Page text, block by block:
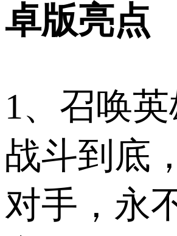
卓版亮点
1、召唤英
战斗到底
对手，永